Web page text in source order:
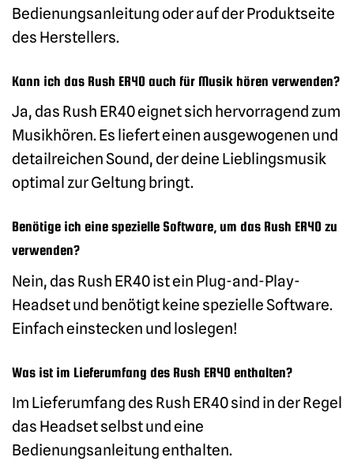
Bedienungsanleitung oder auf der Produktseite
des Herstellers.
Kann ich das Rush ER40 auch für Musik hören verwenden?
Ja, das Rush ER40 eignet sich hervorragend zum
Musikhören. Es liefert einen ausgewogenen und
detailreichen Sound, der deine Lieblingsmusik
optimal zur Geltung bringt.
Benötige ich eine spezielle Software, um das Rush ER40 zu
verwenden?
Nein, das Rush ER40 ist ein Plug-and-Play-
Headset und benötigt keine spezielle Software.
Einfach einstecken und loslegen!
Was ist im Lieferumfang des Rush ER40 enthalten?
Im Lieferumfang des Rush ER40 sind in der Regel
das Headset selbst und eine
Bedienungsanleitung enthalten.